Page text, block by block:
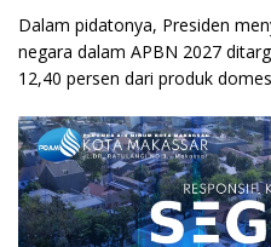
Dalam pidatonya, Presiden
negara dalam APBN 2027
12,40 persen dari produk